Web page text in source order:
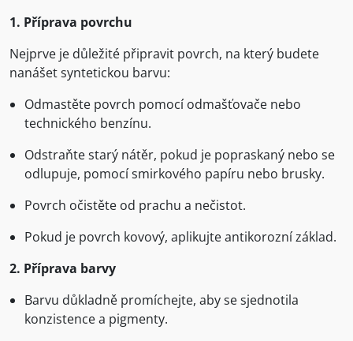
1. Příprava povrchu
Nejprve je důležité připravit povrch, na který budete
nanášet syntetickou barvu:
Odmastěte povrch pomocí odmašťovače nebo
technického benzínu.
Odstraňte starý nátěr, pokud je popraskaný nebo se
odlupuje, pomocí smirkového papíru nebo brusky.
Povrch očistěte od prachu a nečistot.
Pokud je povrch kovový, aplikujte antikorozní základ.
2. Příprava barvy
Barvu důkladně promíchejte, aby se sjednotila
konzistence a pigmenty.